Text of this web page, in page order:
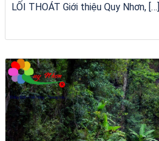
LỐI THOÁT Giới thiệu Quy Nhơn, […]
City Tour Quy Nhơn